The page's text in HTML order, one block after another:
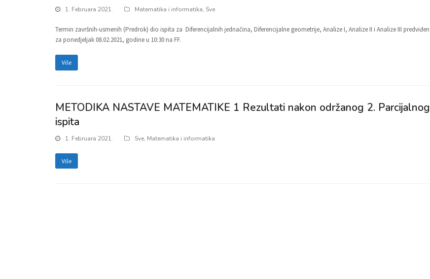
1. Februara 2021. Matematika i informatika, Sve
Termin završnih-usmenih (Predrok) dio ispita za Diferencijalnih jednačina, Diferencijalne geometrije, Analize I, Analize II i Analize III predviđen
za ponedjeljak 08.02.2021, godine u 10:30 na FF.
Više
METODIKA NASTAVE MATEMATIKE 1 Rezultati nakon održanog 2. Parcijalnog
ispita
1. Februara 2021. Sve, Matematika i informatika
Više